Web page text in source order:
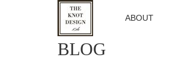
TOP ABOUT
BLOG